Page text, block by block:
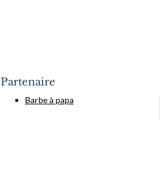
Partenaire
Barbe à papa